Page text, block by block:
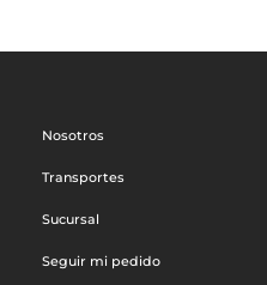
Nosotros
Transportes
Sucursal
Seguir mi pedido